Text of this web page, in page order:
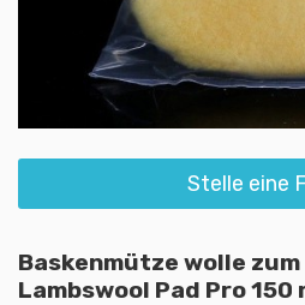
Stelle eine
Baskenmütze wolle
Lambswool Pad Pro 150